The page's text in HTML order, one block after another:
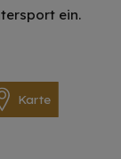
ein.
Karte